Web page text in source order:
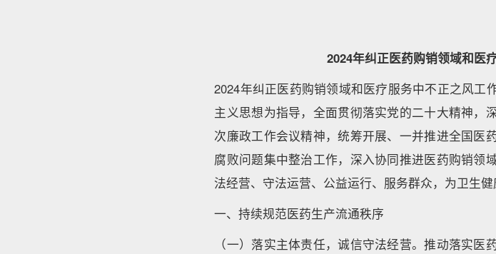
2024年纠正医药购销领域和医
2024年纠正医药购销领域和医疗服务中不正之风工
主义思想为指导，全面贯彻落实党的二十大精神，
次廉政工作会议精神，统筹开展、一并推进全国医
腐败问题集中整治工作，深入协同推进医药购销领
法经营、守法运营、公益运行、服务群众，为卫生健
一、持续规范医药生产流通秩序
（一）落实主体责任，诚信守法经营。推动落实